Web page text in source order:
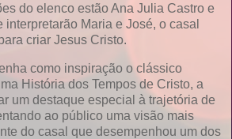
do elenco estão Ana Julia Castro e
interpretarão Maria e José, o casal
criar Jesus Cristo.
como inspiração o clássico
História dos Tempos de Cristo, a
um destaque especial à trajetória de
ao público uma visão mais
do casal que desempenhou um dos